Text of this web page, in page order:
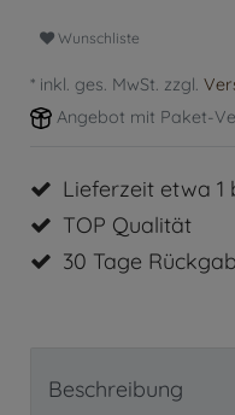
Wunschliste
* inkl. ges. MwSt. zzgl.
Angebot mit Paket-
Lieferzeit etwa 1
TOP Qualität
30 Tage
Beschreibung